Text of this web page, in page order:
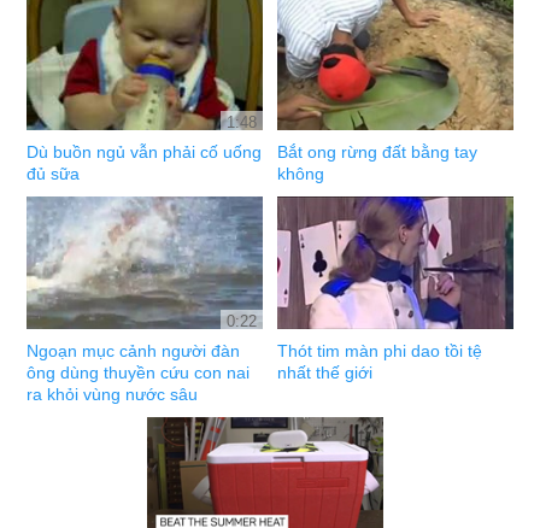
1:48
Dù buồn ngủ vẫn phải cố uống
đủ sữa
Bắt ong rừng đất bằng tay
không
0:22
Ngoạn mục cảnh người đàn
ông dùng thuyền cứu con nai
ra khỏi vùng nước sâu
Thót tim màn phi dao tồi tệ
nhất thế giới